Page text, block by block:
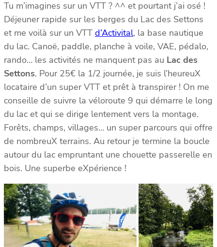
Tu m’imagines sur un VTT ? ^^ et pourtant j’ai osé !
Déjeuner rapide sur les berges du Lac des Settons
et me voilà sur un VTT d’Activital, la base nautique
du lac. Canoë, paddle, planche à voile, VAE, pédalo,
rando… les activités ne manquent pas au Lac des
Settons. Pour 25€ la 1/2 journée, je suis l’heureuX
locataire d’un super VTT et prêt à transpirer ! On me
conseille de suivre la véloroute 9 qui démarre le long
du lac et qui se dirige lentement vers la montage.
Forêts, champs, villages… un super parcours qui offre
de nombreuX terrains. Au retour je termine la boucle
autour du lac empruntant une chouette passerelle en
bois. Une superbe eXpérience !